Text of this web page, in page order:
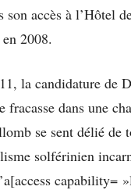
son accès à l’Hôtel
2008.
la candidature de
fracasse dans une
se sent délié de
solférinien
capability=